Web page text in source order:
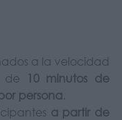
a la velocidad
de
10 minutos de
persona.
a partir de